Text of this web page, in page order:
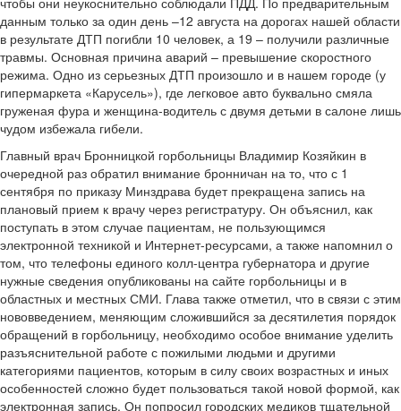
данным только за один день –12 августа на дорогах нашей области
в результате ДТП погибли 10 человек, а 19 – получили различные
травмы. Основная причина аварий – превышение скоростного
режима. Одно из серьезных ДТП произошло и в нашем городе (у
гипермаркета «Карусель»), где легковое авто буквально смяла
груженая фура и женщина-водитель с двумя детьми в салоне лишь
чудом избежала гибели.
Главный врач Бронницкой горбольницы Владимир Козяйкин в
очередной раз обратил внимание бронничан на то, что с 1
сентября по приказу Минздрава будет прекращена запись на
плановый прием к врачу через регистратуру. Он объяснил, как
поступать в этом случае пациентам, не пользующимся
электронной техникой и Интернет-ресурсами, а также напомнил о
том, что телефоны единого колл-центра губернатора и другие
нужные сведения опубликованы на сайте горбольницы и в
областных и местных СМИ. Глава также отметил, что в связи с этим
нововведением, меняющим сложившийся за десятилетия порядок
обращений в горбольницу, необходимо особое внимание уделить
разъяснительной работе с пожилыми людьми и другими
категориями пациентов, которым в силу своих возрастных и иных
особенностей сложно будет пользоваться такой новой формой, как
электронная запись. Он попросил городских медиков тщательной